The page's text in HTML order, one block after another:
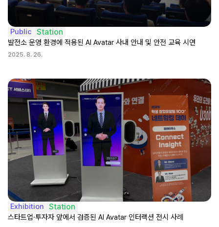
Public Station
발전소 운영 환경에 적용된 AI Avatar 사내 안내 및 안전 교육 시연
2025. 8. 26.
Exhibition Station
스타트업·투자자 앞에서 검증된 AI Avatar 인터랙션 전시 사례